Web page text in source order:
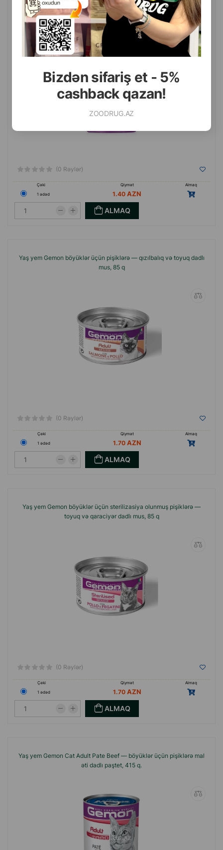
Bizdən sifariş et - 5%
cashback qazan!
ZOODRUG.AZ
Yaş yem Gemon Kitten toyuq parçaları ilə balaca pişiklər üçün, 100 q
(0 Rəylər)
Çəki Qiymət
Almaq
1 ədəd
1.40
ALMAQ
Yaş yem Gemon böyüklər üçün pişiklərə — qızılbalıq və toyuq dadlı
mus, 85 q
(0 Rəylər)
Çəki Qiymət
Almaq
1 ədəd
1.70
ALMAQ
Yaş yem Gemon böyüklər üçün sterilizasiya olunmuş pişiklərə —
toyuq və qaraciyər dadlı mus, 85 q
(0 Rəylər)
Çəki Qiymət
Almaq
1 ədəd
1.70
ALMAQ
Yaş yem Gemon Cat Adult Pate Beef — böyüklər üçün pişiklərə mal
əti dadlı paştet, 415 q.